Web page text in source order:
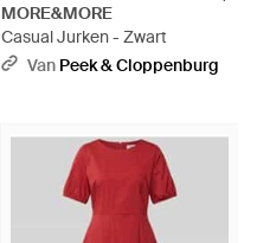
MORE&MORE
Casual Jurken - Zwart
Van Peek & Cloppenburg